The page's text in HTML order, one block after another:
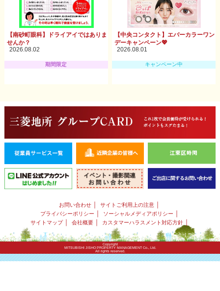
【南砂町眼科】ドライアイではありま
せんか？
2026.08.02
期間限定
【中央コンタクト】エバーカラーワン
デーキャンペーン💖
2026.08.01
キャンペーン中
お問い合わせ ｜ サイトご利用上の注意 ｜
プライバシーポリシー ｜ ソーシャルメディアポリシー ｜
サイトマップ｜ 会社概要｜ カスタマーハラスメント対応方針｜
Copyright
MITSUBISHI JISHO PROPERTY MANAGEMENT Co., Ltd.
All rights reserved.